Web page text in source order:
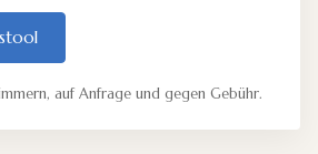
auf Anfrage und gegen Gebühr.